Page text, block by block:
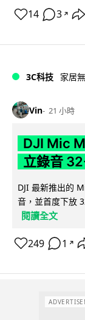
14 3 ↗
3C科技 家居
Vin 21 小時
DJI Mic
立錄音
DJI 最新推出的
音，並首度下放
閱讀全文
249 1 ↗